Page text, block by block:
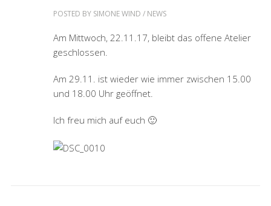
POSTED BY SIMONE WIND / NEWS
Am Mittwoch, 22.11.17, bleibt das offene Atelier
geschlossen.
Am 29.11. ist wieder wie immer zwischen 15.00
und 18.00 Uhr geöffnet.
Ich freu mich auf euch 🙂